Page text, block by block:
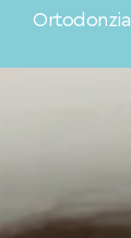
Ortodonzia